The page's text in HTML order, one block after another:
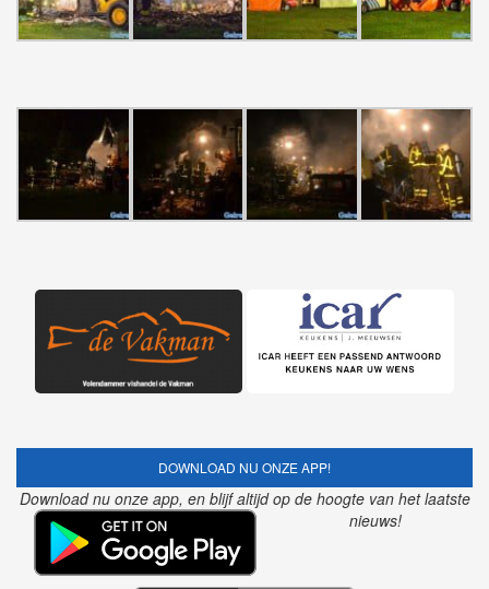
DOWNLOAD NU ONZE APP!
Download nu onze app, en blijf altijd op de hoogte van het laatste
nieuws!